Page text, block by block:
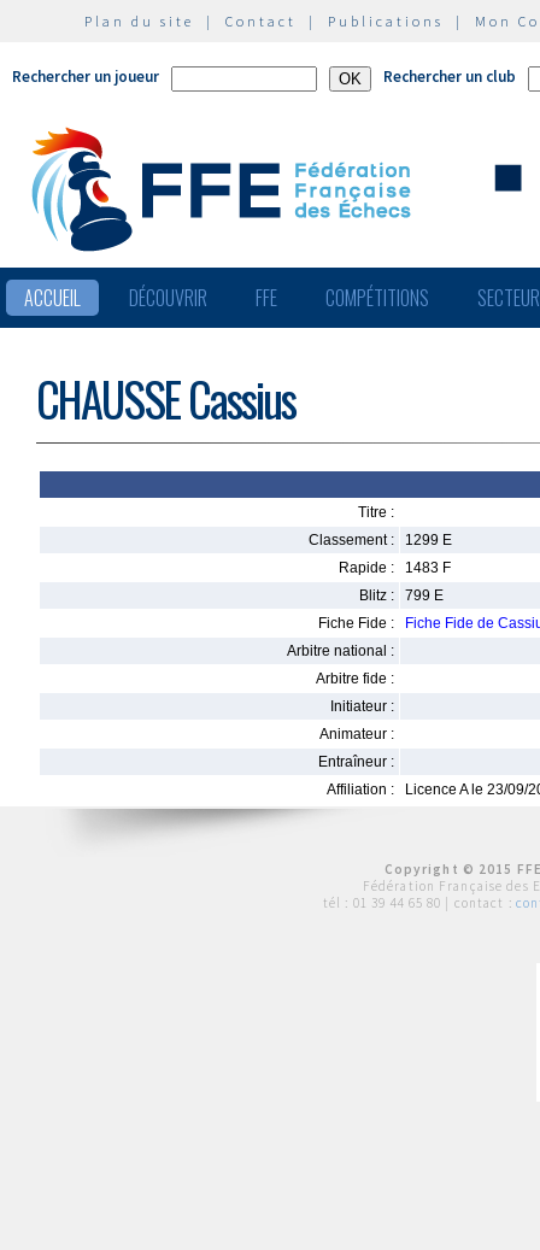
Plan du site | Contact | Publications | Mon
Rechercher un joueur Rechercher un club
ACCUEIL DÉCOUVRIR FFE COMPÉTITIONS
CHAUSSE Cassius
Titre :
Classement :
1299 E
Rapide :
1483 F
Blitz :
799 E
Fiche Fide :
Fiche Fide de
Arbitre national :
Arbitre fide :
Initiateur :
Animateur :
Entraîneur :
Affiliation :
Licence A le 23/09/
Copyright © 2015
Fédération Française des
tél : 01 39 44 65 80 | contact :